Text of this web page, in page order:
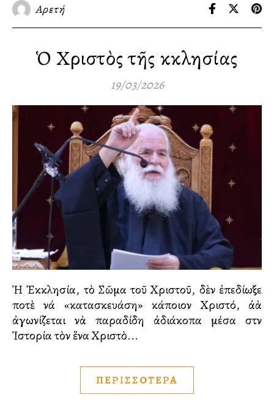
Αρετή
Ὁ Χριστὸς τῆς Ἐκκλησίας
19/03/2026
Ἡ Ἐκκλησία, τὸ Σῶμα τοῦ Χριστοῦ, δὲν ἐπεδίωξε
ποτὲ νά «κατασκευάση» κάποιον Χριστό, ἀλλὰ
ἀγωνίζεται νὰ παραδίδη ἀδιάκοπα μέσα στὴν
Ἱστορία τὸν ἕνα Χριστὸ...
ΠΕΡΙΣΣΟΤΕΡΑ